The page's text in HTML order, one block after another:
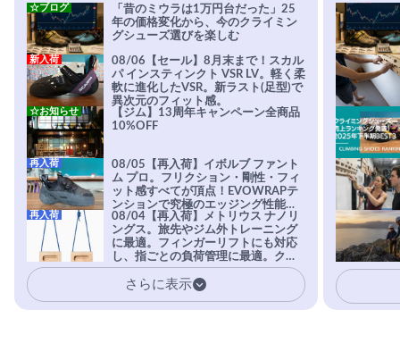
「昔のミウラは1万円台だった」25
年の価格変化から、今のクライミン
グシューズ選びを楽しむ
☆ブログ
08/06【セール】8月末まで！スカル
パ インスティンクト VSR LV。軽く柔
軟に進化したVSR。新ラスト(足型)で
異次元のフィット感。
新入荷
【ジム】13周年キャンペーン全商品
10%OFF
☆お知らせ
08/05【再入荷】イボルブ ファント
ム プロ。フリクション・剛性・フィ
ット感すべてが頂点！EVOWRAPテ
ンションで究極のエッジング性能を
実現。進化系ラバーEvo-74はTRAX
を凌駕する粘着力で極小ホールドに
安心感。
再入荷
08/04【再入荷】メトリウス ナノリ
ングス。旅先やジム外トレーニング
に最適。フィンガーリフトにも対応
し、指ごとの負荷管理に最適。クラ
イマーの指を本気で鍛えるギア。
再入荷
さらに表示